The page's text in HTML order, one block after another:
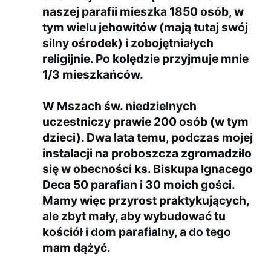
naszej parafii mieszka 1850 osób, w
tym wielu jehowitów (mają tutaj swój
silny ośrodek) i zobojętniałych
religijnie. Po kolędzie przyjmuje mnie
1/3 mieszkańców.
W Mszach św. niedzielnych
uczestniczy prawie 200 osób (w tym
dzieci). Dwa lata temu, podczas mojej
instalacji na proboszcza zgromadziło
się w obecności ks. Biskupa Ignacego
Deca 50 parafian i 30 moich gości.
Mamy więc przyrost praktykujących,
ale zbyt mały, aby wybudować tu
kościół i dom parafialny, a do tego
mam dążyć.